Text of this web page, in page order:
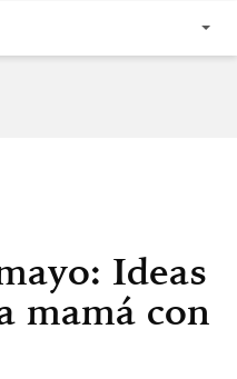
Ideas
mamá con